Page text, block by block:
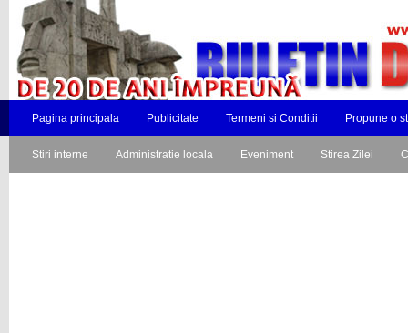
Pagina principala Publicitate Termeni si Conditii Propune o
Stiri interne Administratie locala Eveniment Stirea Zilei